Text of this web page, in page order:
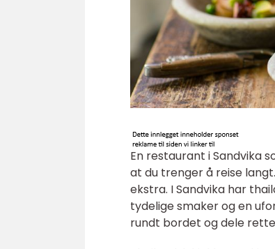
En restaurant i Sandvika
at du trenger å reise
ekstra. I Sandvika har
tydelige smaker og en
rundt bordet og dele